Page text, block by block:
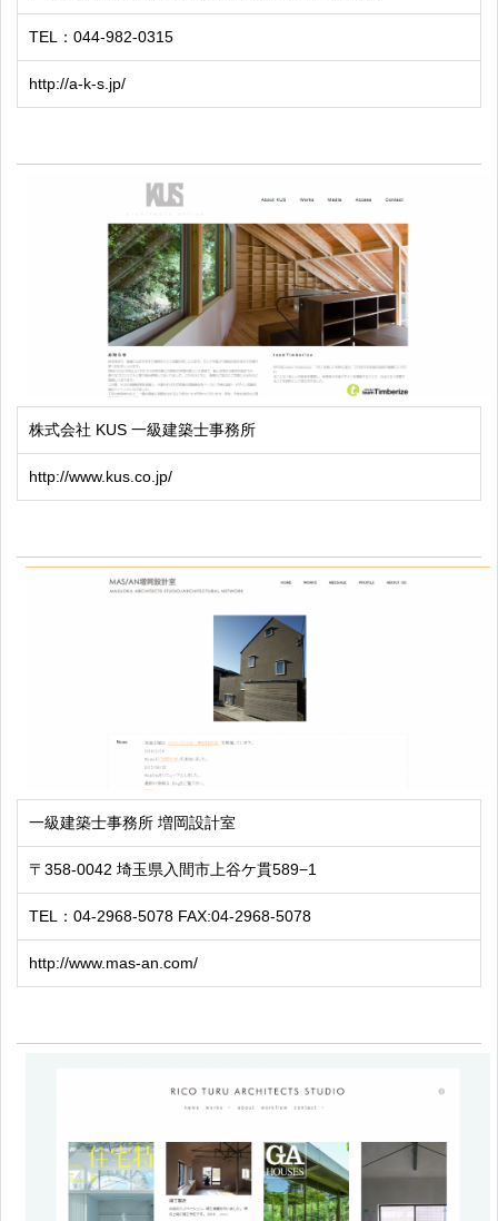
TEL：044-982-0315
http://a-k-s.jp/
株式会社 KUS 一級建築士事務所
http://www.kus.co.jp/
一級建築士事務所 増岡設計室
〒358-0042 埼玉県入間市上谷ケ貫589−1
TEL：04-2968-5078 FAX:04-2968-5078
http://www.mas-an.com/